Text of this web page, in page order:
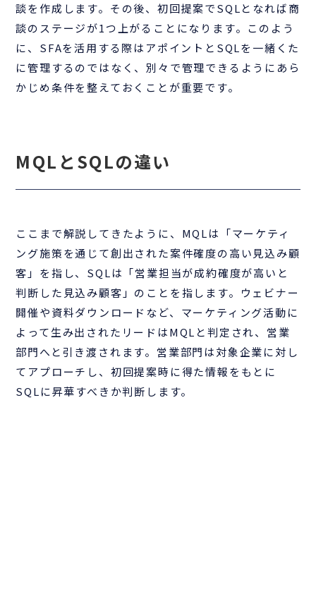
談を作成します。その後、初回提案でSQLとなれば商
談のステージが1つ上がることになります。このよう
に、SFAを活用する際はアポイントとSQLを一緒くた
に管理するのではなく、別々で管理できるようにあら
かじめ条件を整えておくことが重要です。
MQLとSQLの違い
ここまで解説してきたように、MQLは「マーケティ
ング施策を通じて創出された案件確度の高い見込み顧
客」を指し、SQLは「営業担当が成約確度が高いと
判断した見込み顧客」のことを指します。ウェビナー
開催や資料ダウンロードなど、マーケティング活動に
よって生み出されたリードはMQLと判定され、営業
部門へと引き渡されます。営業部門は対象企業に対し
てアプローチし、初回提案時に得た情報をもとに
SQLに昇華すべきか判断します。